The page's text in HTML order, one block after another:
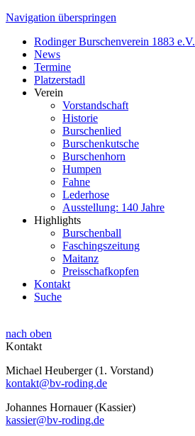
Navigation überspringen
Rodinger Burschenverein 1883 e.V.
News
Termine
Platzerstadl
Verein
Vorstandschaft
Historie
Burschenlied
Burschenkutsche
Burschenhorn
Humpen
Fahne
Lederhose
Ausstellung: 140 Jahre
Highlights
Burschenball
Faschingszeitung
Maitanz
Preisschafkopfen
Kontakt
Suche
nach oben
Kontakt
Michael Heuberger (1. Vorstand)
kontakt@bv-roding.de
Johannes Hornauer (Kassier)
kassier@bv-roding.de